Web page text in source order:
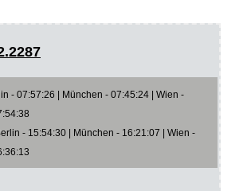
- 07:57:26 | München - 07:45:24 | Wien -
- 15:54:30 | München - 16:21:07 | Wien -